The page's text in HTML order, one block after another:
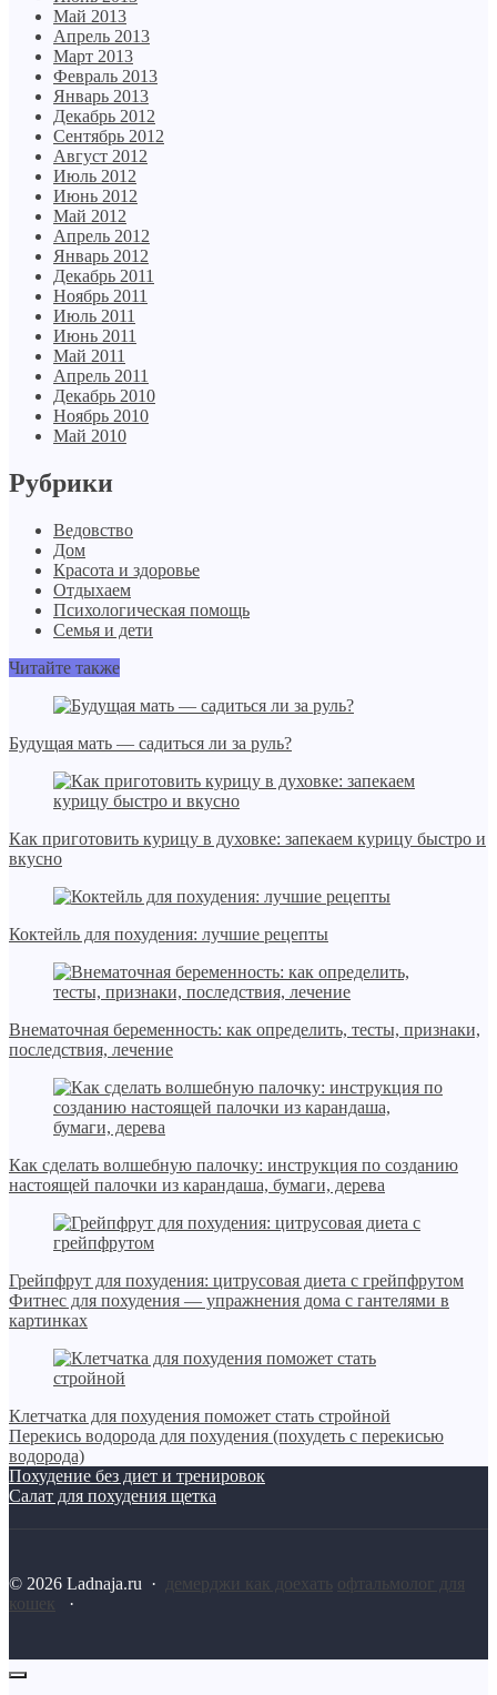
Май 2013
Апрель 2013
Март 2013
Февраль 2013
Январь 2013
Декабрь 2012
Сентябрь 2012
Август 2012
Июль 2012
Июнь 2012
Май 2012
Апрель 2012
Январь 2012
Декабрь 2011
Ноябрь 2011
Июль 2011
Июнь 2011
Май 2011
Апрель 2011
Декабрь 2010
Ноябрь 2010
Май 2010
Рубрики
Ведовство
Дом
Красота и здоровье
Отдыхаем
Психологическая помощь
Семья и дети
Читайте также
Будущая мать — садиться ли за руль?
Как приготовить курицу в духовке: запекаем курицу быстро и
вкусно
Коктейль для похудения: лучшие рецепты
Внематочная беременность: как определить, тесты, признаки,
последствия, лечение
Как сделать волшебную палочку: инструкция по созданию
настоящей палочки из карандаша, бумаги, дерева
Грейпфрут для похудения: цитрусовая диета с грейпфрутом
Фитнес для похудения — упражнения дома с гантелями в
картинках
Клетчатка для похудения поможет стать стройной
Перекись водорода для похудения (похудеть с перекисью
водорода)
Похудение без диет и тренировок
Салат для похудения щетка
© 2026 Ladnaja.ru · демерджи как доехать офтальмолог для
кошек
·